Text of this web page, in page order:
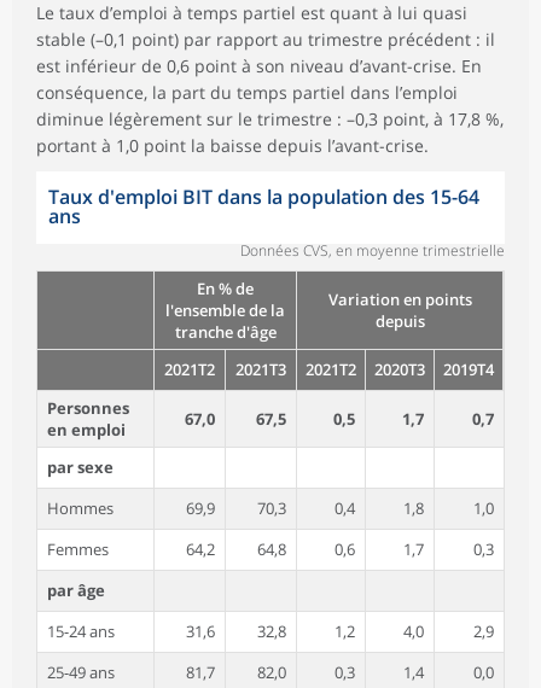
Le taux d’emploi à temps partiel est quant à lui quasi
stable (–0,1 point) par rapport au trimestre précédent : il
est inférieur de 0,6 point à son niveau d’avant-crise. En
conséquence, la part du temps partiel dans l’emploi
diminue légèrement sur le trimestre : –0,3 point, à 17,8 %,
portant à 1,0 point la baisse depuis l’avant-crise.
Taux d'emploi BIT dans la population des 15-64
ans
Données CVS, en moyenne trimestrielle
En % de
l'ensemble de la
tranche d'âge
Variation en points
depuis
2021T2 2021T3 2021T2 2020T3
2019T4
Personnes
en emploi
67,0 67,5 0,5 1,7 0,7
par sexe
Hommes
69,9 70,3 0,4 1,8
1,0
Femmes
64,2 64,8 0,6 1,7
0,3
par âge
15-24 ans
31,6 32,8 1,2 4,0
2,9
25-49 ans
81,7 82,0 0,3 1,4
0,0